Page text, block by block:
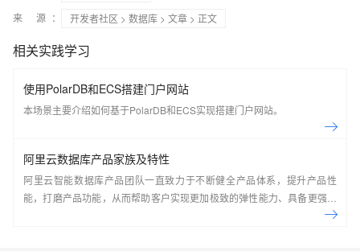
来 源：
开发者社区 > 数据库 > 文章 > 正文
相关实践学习
使用PolarDB和ECS搭建门户网站
本场景主要介绍如何基于PolarDB和ECS实现搭建门户网站。
阿里云数据库产品家族及特性
阿里云智能数据库产品团队一直致力于不断健全产品体系，提升产品性
能，打磨产品功能，从而帮助客户实现更加极致的弹性能力、具备更强的
扩展能力、并利用云设施进一步降低企业成本。以云原生+分布式为核心